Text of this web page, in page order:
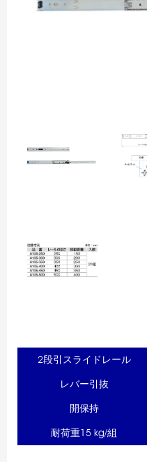
2段引スライドレール
レバー引抜
開保持
耐荷重15 kg/組